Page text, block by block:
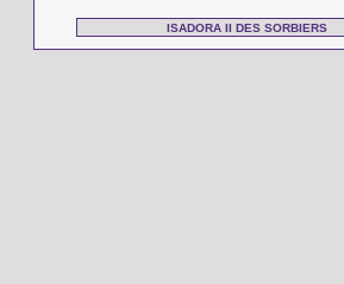
ISADORA II DES SORBIERS